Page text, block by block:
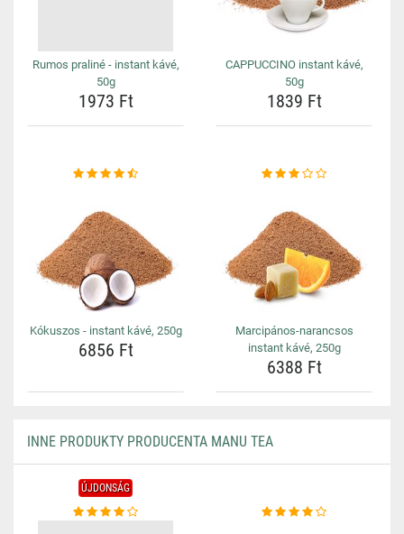
Rumos praliné - instant kávé,
50g
1973 Ft
CAPPUCCINO instant kávé,
50g
1839 Ft
Kókuszos - instant kávé, 250g
6856 Ft
Marcipános-narancsos
instant kávé, 250g
6388 Ft
INNE PRODUKTY PRODUCENTA MANU TEA
ÚJDONSÁG